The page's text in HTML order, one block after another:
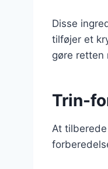
Disse
tilføjer et
gøre retten
Trin-
At